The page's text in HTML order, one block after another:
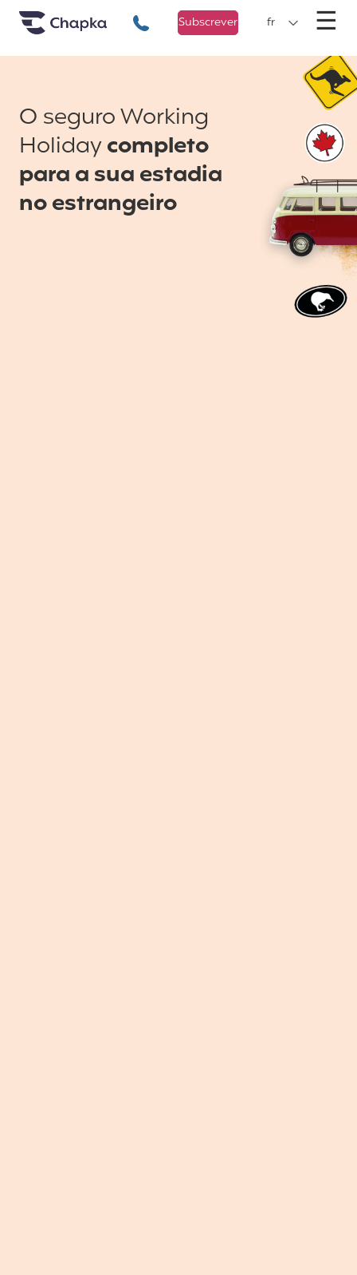
Chapka Seguro Viagem
+351 800 50 01 71
Subscrever fr ☰
O seguro Working
Holidaycompleto
para a sua estadia
no estrangeiro